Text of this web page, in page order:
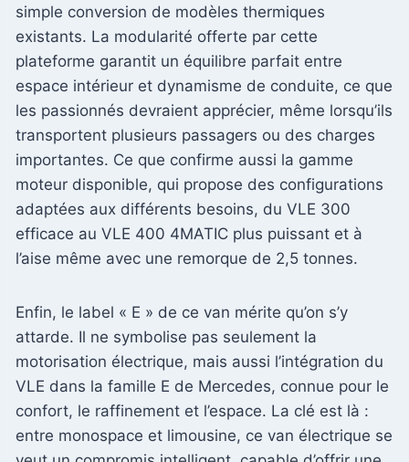
simple conversion de modèles thermiques
existants. La modularité offerte par cette
plateforme garantit un équilibre parfait entre
espace intérieur et dynamisme de conduite, ce que
les passionnés devraient apprécier, même lorsqu’ils
transportent plusieurs passagers ou des charges
importantes. Ce que confirme aussi la gamme
moteur disponible, qui propose des configurations
adaptées aux différents besoins, du VLE 300
efficace au VLE 400 4MATIC plus puissant et à
l’aise même avec une remorque de 2,5 tonnes.
Enfin, le label « E » de ce van mérite qu’on s’y
attarde. Il ne symbolise pas seulement la
motorisation électrique, mais aussi l’intégration du
VLE dans la famille E de Mercedes, connue pour le
confort, le raffinement et l’espace. La clé est là :
entre monospace et limousine, ce van électrique se